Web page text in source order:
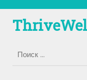
содержимому